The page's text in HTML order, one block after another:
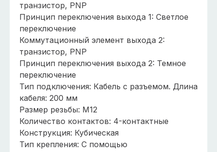
транзистор, PNP
Принцип переключения выхода 1: Светлое
переключение
Коммутационный элемент выхода 2:
транзистор, PNP
Принцип переключения выхода 2: Темное
переключение
Тип подключения: Кабель с разъемом. Длина
кабеля: 200 мм
Размер резьбы: M12
Количество контактов: 4-контактные
Конструкция: Кубическая
Тип крепления: С помощью